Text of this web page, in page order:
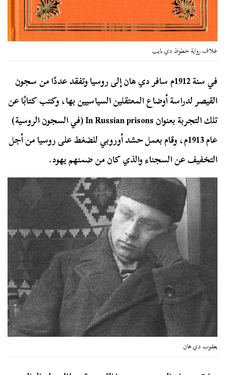
غلاف رواية خطوط دي بايب
في سنة 1912م سافر دي هان إلى روسيا وتفقد عددًا من سجون
القيصر لدراسة أوضاع المعتقلين السياسيين بها، وكتب كتابًا عن
تلك التجربة بعنوان In Russian prisons (في السجون الروسية)
عام 1913م، وقام بعمل حشد أوروبي للضغط على روسيا من أجل
التخفيف عن السجناء والذي كان من ضمنهم يهود.
يعقوب دي هان